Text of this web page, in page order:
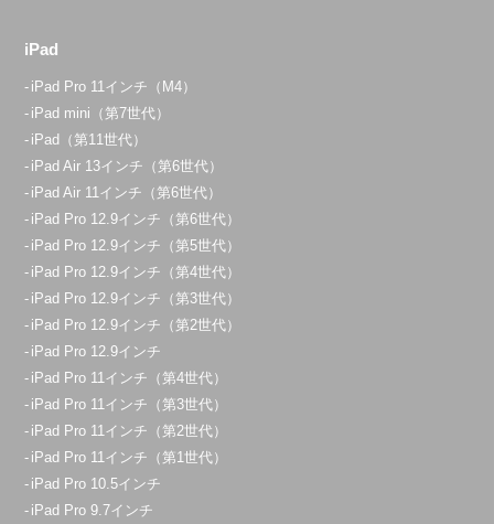
070-1297-4638
アクセス
朝霞店
定休日：年中無休
080-3365-9909
アクセス
久喜菖蒲店
10：00～21：00
年中無休
070-1271-7186
iPad
iPad Pro 11インチ（M4）
iPad mini（第7世代）
iPad（第11世代）
iPad Air 13インチ（第6世代）
iPad Air 11インチ（第6世代）
iPad Pro 12.9インチ（第6世代）
iPad Pro 12.9インチ（第5世代）
iPad Pro 12.9インチ（第4世代）
iPad Pro 12.9インチ（第3世代）
iPad Pro 12.9インチ（第2世代）
iPad Pro 12.9インチ
iPad Pro 11インチ（第4世代）
iPad Pro 11インチ（第3世代）
iPad Pro 11インチ（第2世代）
iPad Pro 11インチ（第1世代）
iPad Pro 10.5インチ
iPad Pro 9.7インチ